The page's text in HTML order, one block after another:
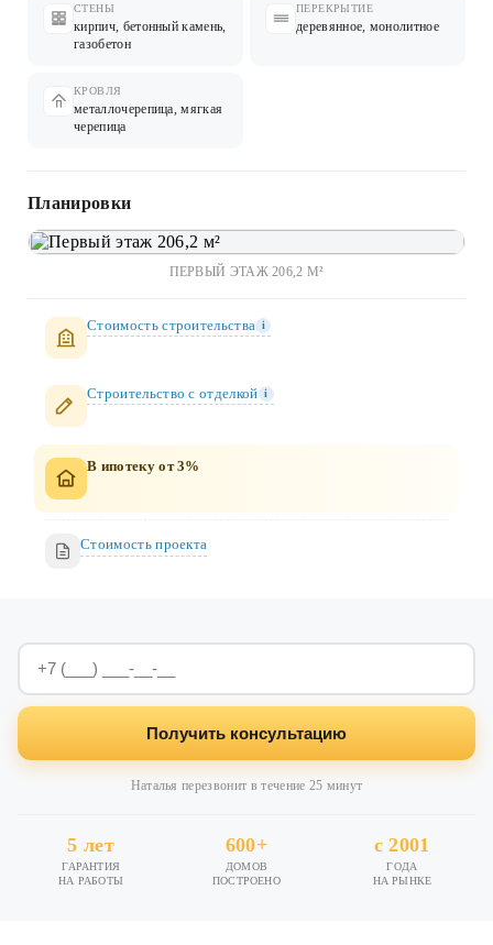
СТЕНЫ
кирпич, бетонный камень,
газобетон
ПЕРЕКРЫТИЕ
деревянное, монолитное
КРОВЛЯ
металлочерепица, мягкая
черепица
Планировки
ПЕРВЫЙ ЭТАЖ 206,2 М²
Стоимость строительства i
Строительство c отделкой i
В ипотеку от 3%
Стоимость проекта
Получить консультацию
Наталья перезвонит в течение 25 минут
5 лет
ГАРАНТИЯ
НА РАБОТЫ
600+
ДОМОВ
ПОСТРОЕНО
с 2001
ГОДА
НА РЫНКЕ